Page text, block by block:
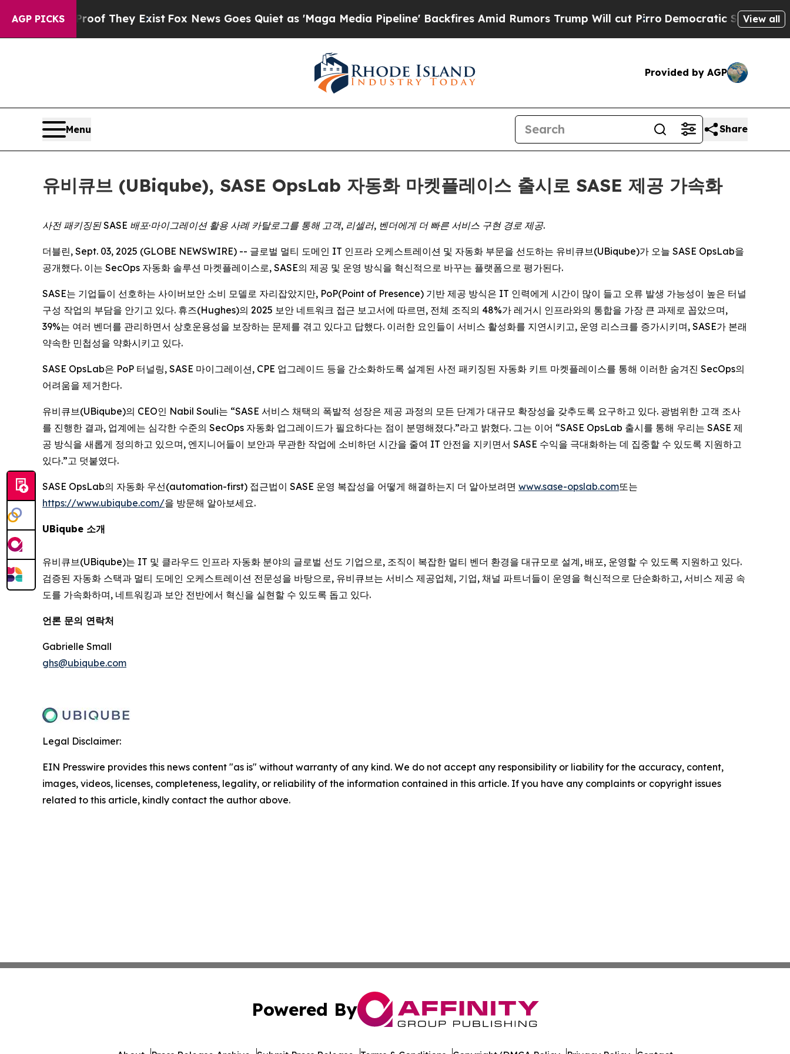
AGP PICKS
no Proof They ExistFox News Goes Quiet as 'Maga Media Pipeline' Backfires Amid Rumors Trump Will cut PirroDemocratic Socialists ofView all
Provided by AGP
Menu Share
유비큐브 (UBiqube), SASE OpsLab 자동화 마켓플레이스 출시로 SASE 제공 가속화
사전 패키징된 SASE 배포·마이그레이션 활용 사례 카탈로그를 통해 고객, 리셀러, 벤더에게 더 빠른 서비스 구현 경로 제공.
더블린, Sept. 03, 2025 (GLOBE NEWSWIRE) -- 글로벌 멀티 도메인 IT 인프라 오케스트레이션 및 자동화 부문을 선도하는 유비큐브(UBiqube)가 오늘 SASE OpsLab을
공개했다. 이는 SecOps 자동화 솔루션 마켓플레이스로, SASE의 제공 및 운영 방식을 혁신적으로 바꾸는 플랫폼으로 평가된다.
SASE는 기업들이 선호하는 사이버보안 소비 모델로 자리잡았지만, PoP(Point of Presence) 기반 제공 방식은 IT 인력에게 시간이 많이 들고 오류 발생 가능성이 높은 터널
구성 작업의 부담을 안기고 있다. 휴즈(Hughes)의 2025 보안 네트워크 접근 보고서에 따르면, 전체 조직의 48%가 레거시 인프라와의 통합을 가장 큰 과제로 꼽았으며,
39%는 여러 벤더를 관리하면서 상호운용성을 보장하는 문제를 겪고 있다고 답했다. 이러한 요인들이 서비스 활성화를 지연시키고, 운영 리스크를 증가시키며, SASE가 본래
약속한 민첩성을 약화시키고 있다.
SASE OpsLab은 PoP 터널링, SASE 마이그레이션, CPE 업그레이드 등을 간소화하도록 설계된 사전 패키징된 자동화 키트 마켓플레이스를 통해 이러한 숨겨진 SecOps의
어려움을 제거한다.
유비큐브(UBiqube)의 CEO인 Nabil Souli는 “SASE 서비스 채택의 폭발적 성장은 제공 과정의 모든 단계가 대규모 확장성을 갖추도록 요구하고 있다. 광범위한 고객 조사
를 진행한 결과, 업계에는 심각한 수준의 SecOps 자동화 업그레이드가 필요하다는 점이 분명해졌다.”라고 밝혔다. 그는 이어 “SASE OpsLab 출시를 통해 우리는 SASE 제
공 방식을 새롭게 정의하고 있으며, 엔지니어들이 보안과 무관한 작업에 소비하던 시간을 줄여 IT 안전을 지키면서 SASE 수익을 극대화하는 데 집중할 수 있도록 지원하고
있다.”고 덧붙였다.
SASE OpsLab의 자동화 우선(automation-first) 접근법이 SASE 운영 복잡성을 어떻게 해결하는지 더 알아보려면 www.sase-opslab.com또는
https://www.ubiqube.com/을 방문해 알아보세요.
UBiqube 소개
유비큐브(UBiqube)는 IT 및 클라우드 인프라 자동화 분야의 글로벌 선도 기업으로, 조직이 복잡한 멀티 벤더 환경을 대규모로 설계, 배포, 운영할 수 있도록 지원하고 있다.
검증된 자동화 스택과 멀티 도메인 오케스트레이션 전문성을 바탕으로, 유비큐브는 서비스 제공업체, 기업, 채널 파트너들이 운영을 혁신적으로 단순화하고, 서비스 제공 속
도를 가속화하며, 네트워킹과 보안 전반에서 혁신을 실현할 수 있도록 돕고 있다.
언론 문의 연락처
Gabrielle Small
ghs@ubiqube.com
Legal Disclaimer:
EIN Presswire provides this news content "as is" without warranty of any kind. We do not accept any responsibility or liability for the accuracy, content,
images, videos, licenses, completeness, legality, or reliability of the information contained in this article. If you have any complaints or copyright issues
related to this article, kindly contact the author above.
Powered By